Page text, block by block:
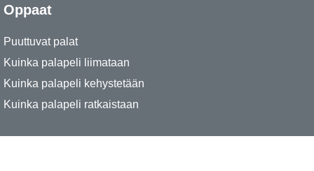
Oppaat
Puuttuvat palat
Kuinka palapeli liimataan
Kuinka palapeli kehystetään
Kuinka palapeli ratkaistaan